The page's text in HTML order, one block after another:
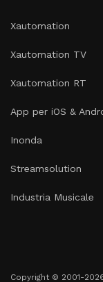
Xautomation
Xautomation TV
Xautomation RT
App per iOS &
Inonda
Streamsolution
Industria Musicale
Copyright © 2001-